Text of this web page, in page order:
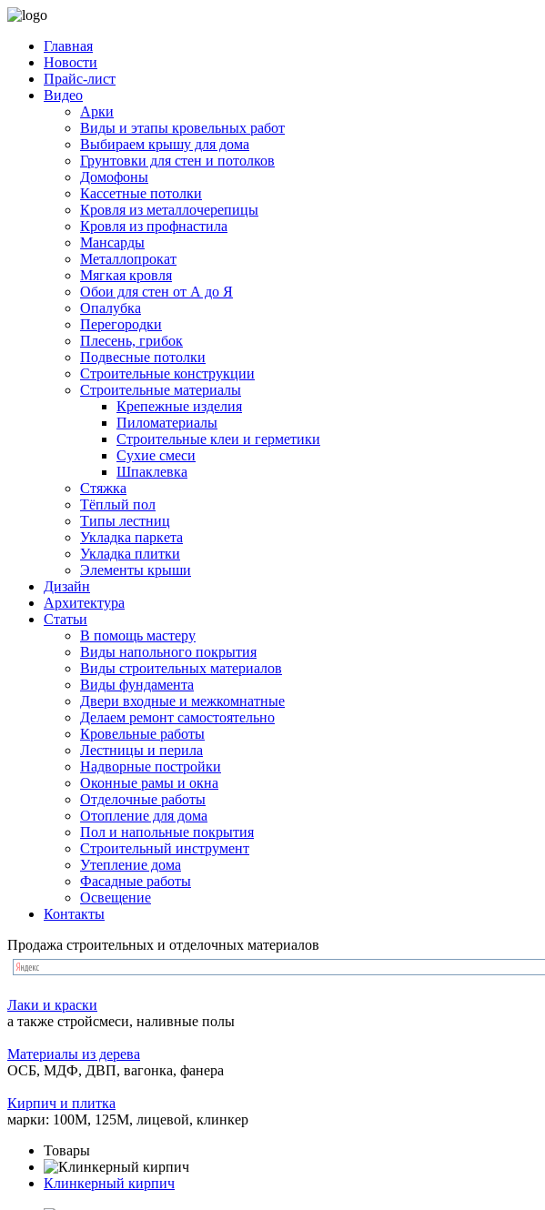
Главная
Новости
Прайс-лист
Видео
Арки
Виды и этапы кровельных работ
Выбираем крышу для дома
Грунтовки для стен и потолков
Домофоны
Кассетные потолки
Кровля из металлочерепицы
Кровля из профнастила
Мансарды
Металлопрокат
Мягкая кровля
Обои для стен от А до Я
Опалубка
Перегородки
Плесень, грибок
Подвесные потолки
Строительные конструкции
Строительные материалы
Крепежные изделия
Пиломатериалы
Строительные клеи и герметики
Сухие смеси
Шпаклевка
Стяжка
Тёплый пол
Типы лестниц
Укладка паркета
Укладка плитки
Элементы крыши
Дизайн
Архитектура
Статьи
В помощь мастеру
Виды напольного покрытия
Виды строительных материалов
Виды фундамента
Двери входные и межкомнатные
Делаем ремонт самостоятельно
Кровельные работы
Лестницы и перила
Надворные постройки
Оконные рамы и окна
Отделочные работы
Отопление для дома
Пол и напольные покрытия
Строительный инструмент
Утепление дома
Фасадные работы
Освещение
Контакты
Продажа строительных и отделочных материалов
Лаки и краски
а также стройсмеси, наливные полы
Материалы из дерева
ОСБ, МДФ, ДВП, вагонка, фанера
Кирпич и плитка
марки: 100М, 125М, лицевой, клинкер
Товары
Клинкерный кирпич